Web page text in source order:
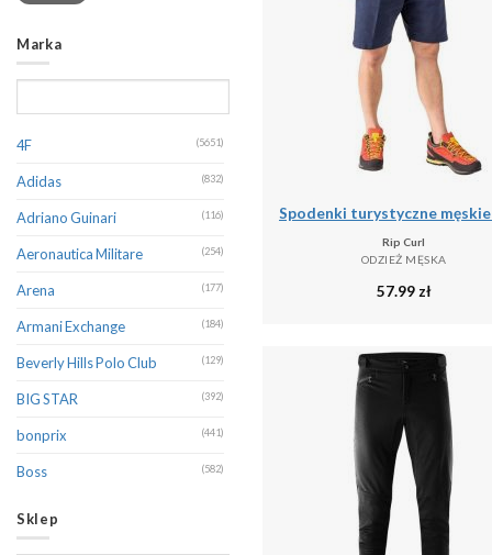
Marka
4F (5651)
Adidas (832)
Adriano Guinari (116)
Aeronautica Militare (254)
Arena (177)
Armani Exchange (184)
Beverly Hills Polo Club (129)
BIG STAR (392)
bonprix (441)
Boss (582)
CALVIN KLEIN
Sklep
Rip Curl
ODZIEŻ MĘSKA
57.99 zł